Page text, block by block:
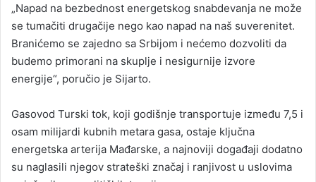
„Napad na bezbednost energetskog snabdevanja ne može
se tumačiti drugačije nego kao napad na naš suverenitet.
Branićemo se zajedno sa Srbijom i nećemo dozvoliti da
budemo primorani na skuplje i nesigurnije izvore
energije“, poručio je Sijarto.
Gasovod Turski tok, koji godišnje transportuje između 7,5 i
osam milijardi kubnih metara gasa, ostaje ključna
energetska arterija Mađarske, a najnoviji događaji dodatno
su naglasili njegov strateški značaj i ranjivost u uslovima